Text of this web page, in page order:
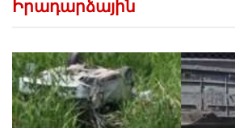
Իրադարձային